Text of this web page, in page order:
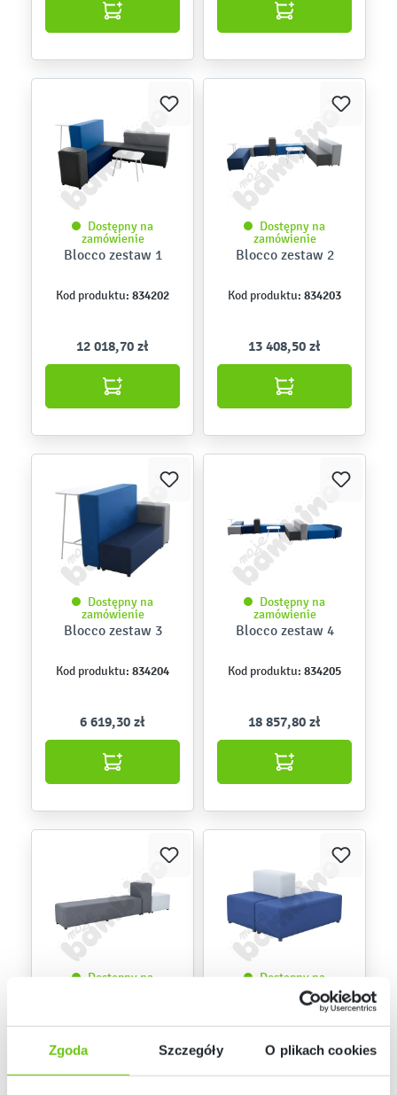
Zgoda Szczegóły O plikach cookies
Dostępny na
zamówienie
Blocco zestaw 1
Kod produktu: 834202
12 018,70 zł
Dostępny na
zamówienie
Blocco zestaw 2
Kod produktu: 834203
13 408,50 zł
Dostępny na
zamówienie
Blocco zestaw 3
Kod produktu: 834204
6 619,30 zł
Dostępny na
zamówienie
Blocco zestaw 4
Kod produktu: 834205
18 857,80 zł
Dostępny na
Kod produktu: 834206
Dostępny na
zamówienie
Blocco zestaw 6
Kod produktu:834207